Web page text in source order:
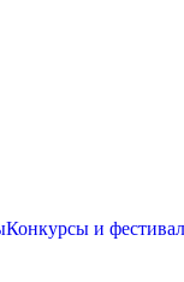
Конкурсы и